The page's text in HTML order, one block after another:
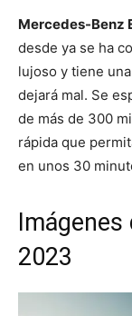
Mercedes-Benz
desde ya se ha
lujoso y tiene
dejará mal. Se
de más de 300
rápida que
en unos 30
Imágenes
2023